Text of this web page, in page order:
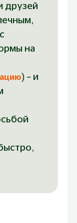
друзей
на
) – и